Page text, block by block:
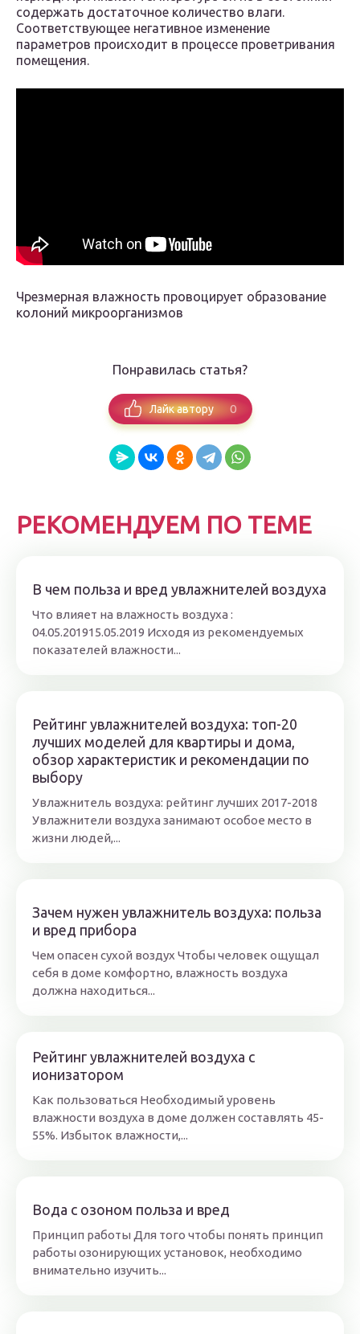
содержать достаточное количество влаги.
Соответствующее негативное изменение
параметров происходит в процессе проветривания
помещения.
Чрезмерная влажность провоцирует образование
колоний микроорганизмов
Понравилась статья?
Лайк автору 0
РЕКОМЕНДУЕМ ПО ТЕМЕ
В чем польза и вред увлажнителей воздуха
Что влияет на влажность воздуха :
04.05.201915.05.2019 Исходя из рекомендуемых
показателей влажности...
Рейтинг увлажнителей воздуха: топ-20
лучших моделей для квартиры и дома,
обзор характеристик и рекомендации по
выбору
Увлажнитель воздуха: рейтинг лучших 2017-2018
Увлажнители воздуха занимают особое место в
жизни людей,...
Зачем нужен увлажнитель воздуха: польза
и вред прибора
Чем опасен сухой воздух Чтобы человек ощущал
себя в доме комфортно, влажность воздуха
должна находиться...
Рейтинг увлажнителей воздуха с
ионизатором
Как пользоваться Необходимый уровень
влажности воздуха в доме должен составлять 45-
55%. Избыток влажности,...
Вода с озоном польза и вред
Принцип работы Для того чтобы понять принцип
работы озонирующих установок, необходимо
внимательно изучить...